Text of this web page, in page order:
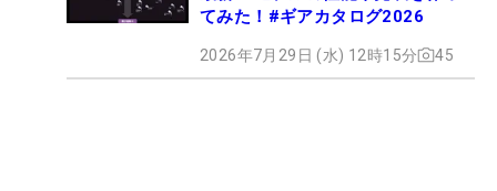
てみた！#ギアカタログ2026
2026年7月29日 (水) 12時15分 45